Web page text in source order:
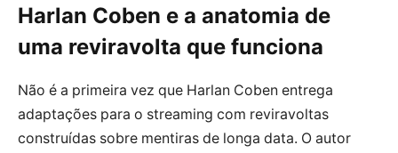
Harlan Coben e a anatomia de
uma reviravolta que funciona
Não é a primeira vez que Harlan Coben entrega
adaptações para o streaming com reviravoltas
construídas sobre mentiras de longa data. O autor